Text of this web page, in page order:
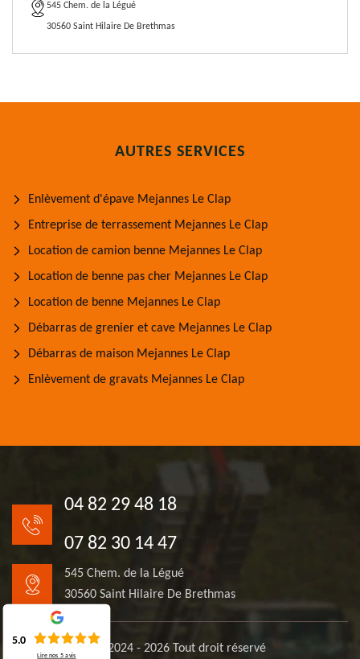
545 Chem. de la Légué
30560 Saint Hilaire De Brethmas
AUTRES SERVICES
Enlèvement d'épave Mejannes Le Clap
Entreprise de terrassement Mejannes Le Clap
Location de camion benne Mejannes Le Clap
Location de benne pas cher Mejannes Le Clap
Location de benne Mejannes Le Clap
Débarras de grenier et cave Mejannes Le Clap
Débarras de maison Mejannes Le Clap
Enlèvement de gravats Mejannes Le Clap
04 82 29 48 18
07 82 30 14 47
545 Chem. de la Légué
30560 Saint Hilaire De Brethmas
© 2024 - 2026 Tout droit réservé
5.0
Lire nos5 avis